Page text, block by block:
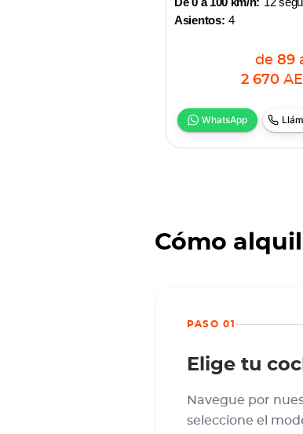
Asientos: 4
de 89
2 670
WhatsApp
Cómo
PASO 01
Elige tu
Navegue por
seleccione el